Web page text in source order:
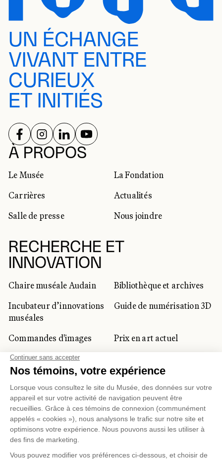
UN ÉCHANGE
VIVANT ENTRE
CURIEUX
ET INITIÉS
À PROPOS
Le Musée
La Fondation
Carrières
Actualités
Salle de presse
Nous joindre
RECHERCHE ET
INNOVATION
Chaire muséale Audain
Bibliothèque et archives
Incubateur d’innovations
muséales
Guide de numérisation 3D
Commandes d'images
Prix en art actuel
Prix Lynne-Cohen
CLIENTÈLE CORPORATIVE
ET PRIVÉE
Location d'espaces
Activités corporatives
RÉSEAUX SOCIAUX
SUIVEZ-NOUS SUR
SUIVEZ-NOUS SUR
SUIVEZ-NOUS SUR
SUIVEZ-NOUS SUR